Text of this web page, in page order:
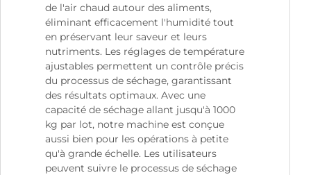
de l'air chaud autour des aliments,
éliminant efficacement l'humidité tout
en préservant leur saveur et leurs
nutriments. Les réglages de température
ajustables permettent un contrôle précis
du processus de séchage, garantissant
des résultats optimaux. Avec une
capacité de séchage allant jusqu'à 1000
kg par lot, notre machine est conçue
aussi bien pour les opérations à petite
qu'à grande échelle. Les utilisateurs
peuvent suivre le processus de séchage